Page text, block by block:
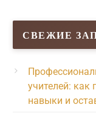
СВЕЖИЕ
учителей: как
навыки и